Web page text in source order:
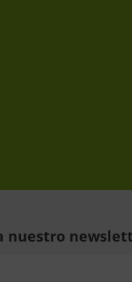
nuestro